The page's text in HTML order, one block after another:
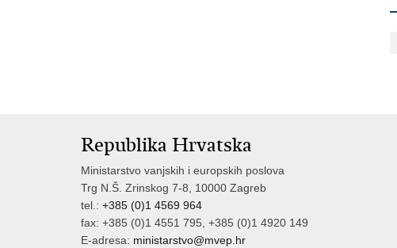
Republika Hrvatska
Ministarstvo vanjskih i europskih poslova
Trg N.Š. Zrinskog 7-8, 10000 Zagreb
tel.: +385 (0)1 4569 964
fax: +385 (0)1 4551 795, +385 (0)1 4920 149
E-adresa: ministarstvo@mvep.hr